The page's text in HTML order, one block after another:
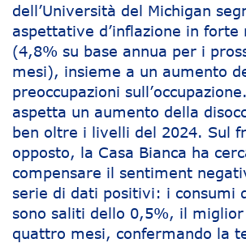
dell’Università del Michigan
aspettative d’inflazione in forte
(4,8% su base annua per i
mesi), insieme a un aumento
preoccupazioni
aspetta un aumento della
ben oltre i livelli del 2024. Sul
opposto, la Casa Bianca ha
compensare il sentiment
serie di dati positivi: i consumi
sono saliti dello 0,5%, il
quattro mesi, confermando la